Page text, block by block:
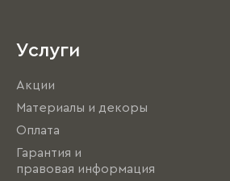
Услуги
Акции
Материалы и декоры
Оплата
Гарантия и
правовая информация